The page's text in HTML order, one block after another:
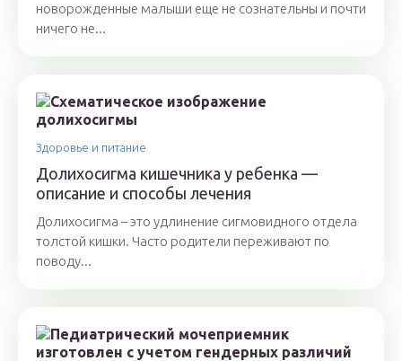
новорожденные малыши еще не сознательны и почти
ничего не...
Здоровье и питание
Долихосигма кишечника у ребенка —
описание и способы лечения
Долихосигма – это удлинение сигмовидного отдела
толстой кишки. Часто родители переживают по
поводу...